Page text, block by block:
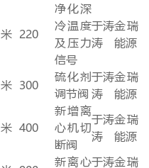
米 220
净化深
冷温度
及压力
信号
于涛
涛
金瑞
能源
米 300
硫化剂
调节阀
于涛
涛
金瑞
能源
米 400
新增离
心机切
断阀
于涛
涛
金瑞
能源
新离心于涛金瑞